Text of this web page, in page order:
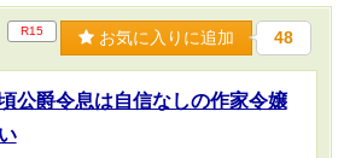
R15 お気に入りに追加 48
公爵令息は自信なしの作家令嬢